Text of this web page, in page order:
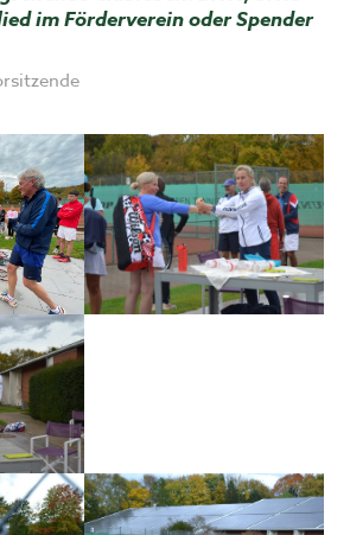
im Förderverein oder Spender